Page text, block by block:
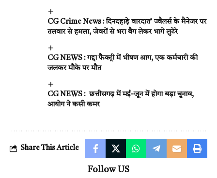
CG Crime News : दिनदहाड़े वारदात’ ज्वैलर्स के मैनेजर पर
तलवार से हमला, जेवरों से भरा बैग लेकर भागे लुटेरे
CG NEWS : गद्दा फैक्ट्री में भीषण आग, एक कर्मचारी की
जलकर मौके पर मौत
CG NEWS : छत्तीसगढ़ में मई-जून में होगा बड़ा चुनाव,
आयोग ने कसी कमर
Share This Article
Follow US